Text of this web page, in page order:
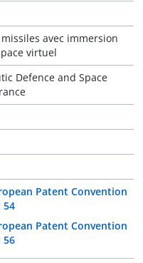
avec immersion
virtuel
Defence and Space
Patent Convention
54
Patent Convention
56